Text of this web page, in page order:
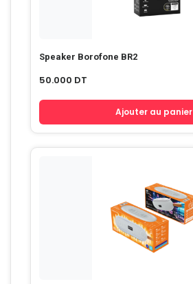
Speaker Borofone BR2
50.000 DT
Ajouter au panier